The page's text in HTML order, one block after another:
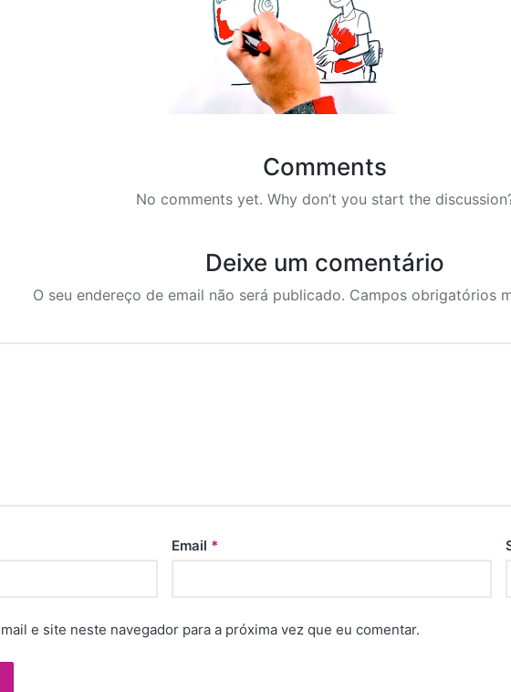
Comments
No comments yet. Why don’t you start the
Deixe um comentário
O seu endereço de email não será publicado. Campos obrigatórios
Email *
e site neste navegador para a próxima vez que eu comentar.